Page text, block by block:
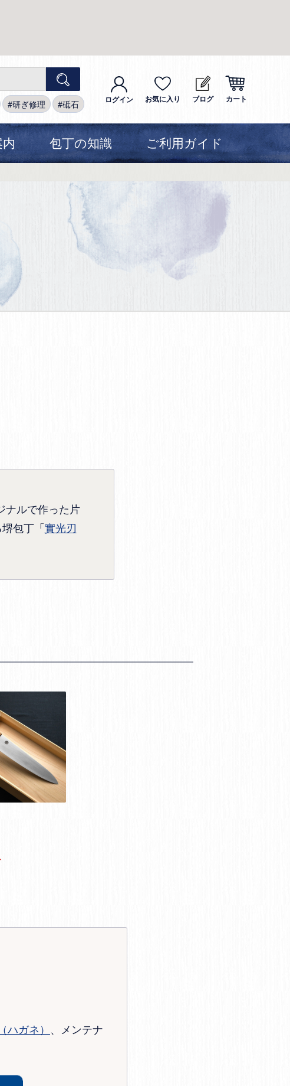
研ぎ修理 砥石 ログイン お気に入り ブログ カート
包丁の知識 ご利用ガイド
ナルで作った片
包丁「實光刃
ハガネ） 、メンテナ